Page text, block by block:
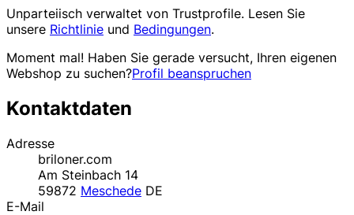
Unparteiisch verwaltet von Trustprofile. Lesen Sie
unsere Richtlinie und Bedingungen.
Moment mal! Haben Sie gerade versucht, Ihren eigenen
Webshop zu suchen?Profil beanspruchen
Kontaktdaten
Adresse
briloner.com
Am Steinbach 14
59872 Meschede DE
E-Mail